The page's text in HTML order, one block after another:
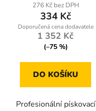
276 Kč bez DPH
334 Kč
1 352 Kč
(–75 %)
DO KOŠÍKU
Profesionální pískovací